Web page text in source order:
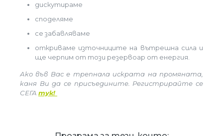
дискутираме
споделяме
се забавляваме
откриваме източниците на вътрешна сила и
ще черпим от този резервоар от енергия.
Ако във Вас е трепнала искрата на промяната,
каня Ви да се присъедините. Регистрирайте се
СЕГА тук!